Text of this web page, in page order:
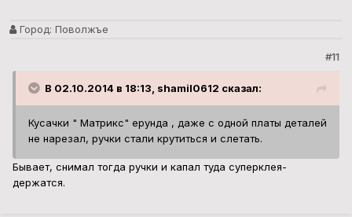
Город: Поволжъе
#11
В 02.10.2014 в 18:13, shamil0612 сказал:
Кусачки " Матрикс" ерунда , даже с одной платы деталей
не нарезал, ручки стали крутиться и слетать.
Бывает, снимал тогда ручки и капал туда суперклея-
держатся.